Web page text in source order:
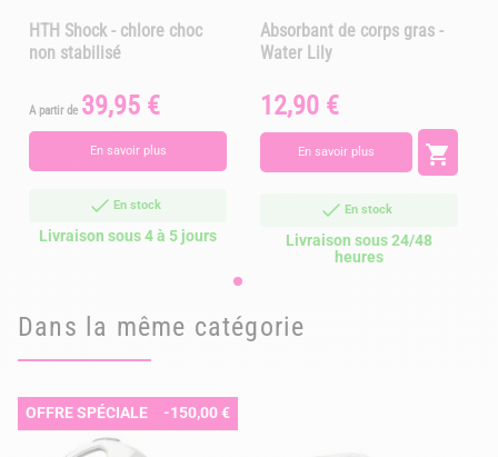
HTH Shock - chlore choc
non stabilisé
A partir de Prix
39,95 €
En savoir plus
En stock
Livraison sous 4 à 5 jours
Absorbant de corps gras -
Water Lily
Prix
12,90 €
En savoir plus 
En stock
Livraison sous 24/48
heures
Dans la même catégorie
OFFRE SPÉCIALE -150,00 €